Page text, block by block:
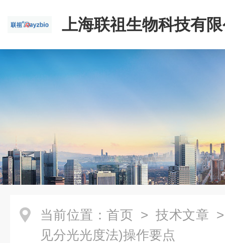
上海联祖生物科技有
当前位置： 首页 > 技术文章
见分光光度法)操作要点